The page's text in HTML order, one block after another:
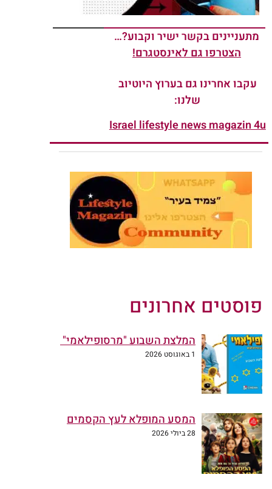
מתעניינים בקשר ישיר וקבוע?…
הצטרפו גם לאינסטגרם!
עקבו אחרינו גם בערוץ היוטיוב
שלנו:
Israel lifestyle news magazin 4u
פוסטים אחרונים
המלצת השבוע "מרסופילאמי"
1 באוגוסט 2026
המסע המופלא לעץ הקסמים
28 ביולי 2026